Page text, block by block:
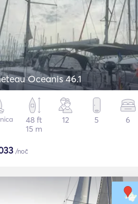
Oceanis 46.1
48 ft
15 m
12 5 6
/noč